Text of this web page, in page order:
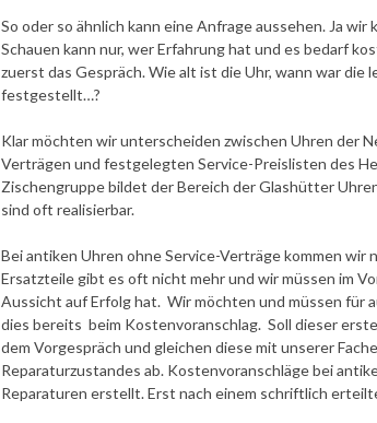
So oder so ähnlich kann eine Anfrage aussehen. Ja
Schauen kann nur, wer Erfahrung hat und es bedarf
zuerst das Gespräch. Wie alt ist die Uhr, wann war die
festgestellt…?
Klar möchten wir unterscheiden zwischen Uhren der
Verträgen und festgelegten Service-Preislisten des
Zischengruppe bildet der Bereich der Glashütter
sind oft realisierbar.
Bei antiken Uhren ohne Service-Verträge kommen
Ersatzteile gibt es oft nicht mehr und wir müssen im
Aussicht auf Erfolg hat. Wir möchten und müssen
dies bereits beim Kostenvoranschlag. Soll dieser
dem Vorgespräch und gleichen diese mit unserer
Reparaturzustandes ab. Kostenvoranschläge bei
Reparaturen erstellt. Erst nach einem schriftlich